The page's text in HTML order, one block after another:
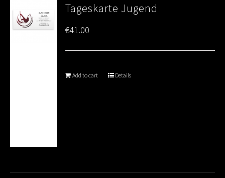
Tageskarte Jugend
€41.00
Add to cart Details